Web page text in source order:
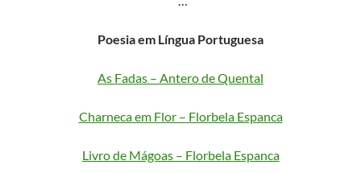
Poesia em Língua Portuguesa
As Fadas – Antero de Quental
Charneca em Flor – Florbela Espanca
Livro de Mágoas – Florbela Espanca